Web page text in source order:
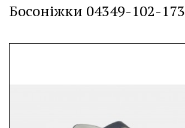
Босоніжки 04349-102-173